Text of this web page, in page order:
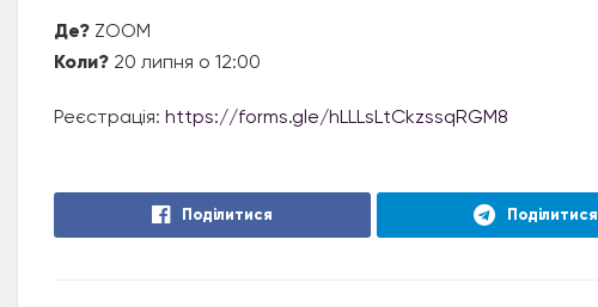
Де? ZOOM
Коли? 20 липня о 12:00
Реєстрація: https://forms.gle/hLLLsLtCkzssqRGM8
Поділитися Поділитися